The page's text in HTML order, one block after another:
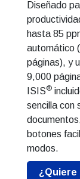
Diseñado
hasta 85
automático
páginas), y
9,000
ISIS®
sencilla con
botones
modos.
¿Quiere